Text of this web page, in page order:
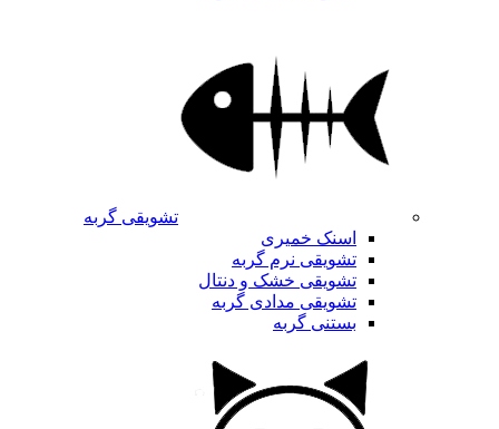
تشویقی گربه
اسنک خمیری
تشویقی نرم گربه
تشویقی خشک و دنتال
تشویقی مدادی گربه
بستنی گربه